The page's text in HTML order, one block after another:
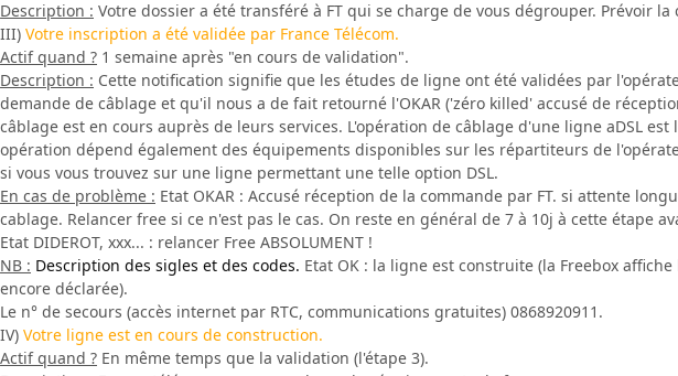
Description : Votre dossier a été transféré à FT qui se charge de vous dégrouper. Prévoir
III) Votre inscription a été validée par France Télécom.
Actif quand ? 1 semaine après "en cours de validation".
Description : Cette notification signifie que les études de ligne ont été validées par
demande de câblage et qu'il nous a de fait retourné l'OKAR ('zéro killed' accusé de
câblage est en cours auprès de leurs services. L'opération de câblage d'une ligne aDSL
opération dépend également des équipements disponibles sur les répartiteurs de
si vous vous trouvez sur une ligne permettant une telle option DSL.
En cas de problème : Etat OKAR : Accusé réception de la commande par FT. si attente
cablage. Relancer free si ce n'est pas le cas. On reste en général de 7 à 10j à cette étape
Etat DIDEROT, xxx... : relancer Free ABSOLUMENT !
NB : Description des sigles et des codes. Etat OK : la ligne est construite (la Freebox
encore déclarée).
Le n° de secours (accès internet par RTC, communications gratuites) 0868920911.
IV) Votre ligne est en cours de construction.
Actif quand ? En même temps que la validation (l'étape 3).